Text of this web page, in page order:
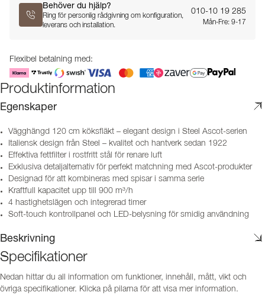
Behöver du hjälp?
Ring för personlig rådgivning om konfiguration,
leverans och installation.
010-10 19 285
Mån-Fre: 9-17
Flexibel betalning med:
Produktinformation
Egenskaper
Vägghängd 120 cm köksfläkt – elegant design i Steel Ascot-serien
Italiensk design från Steel – kvalitet och hantverk sedan 1922
Effektiva fettfilter i rostfritt stål för renare luft
Exklusiva detaljalternativ för perfekt matchning med Ascot-produkter
Designad för att kombineras med spisar i samma serie
Kraftfull kapacitet upp till 900 m³/h
4 hastighetslägen och integrerad timer
Soft-touch kontrollpanel och LED-belysning för smidig användning
Beskrivning
Specifikationer
Nedan hittar du all information om funktioner, innehåll, mått, vikt och
övriga specifikationer. Klicka på pilarna för att visa mer information.